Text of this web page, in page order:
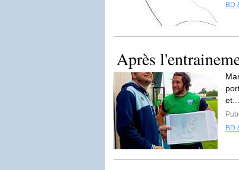
BD
Après
et...
BD